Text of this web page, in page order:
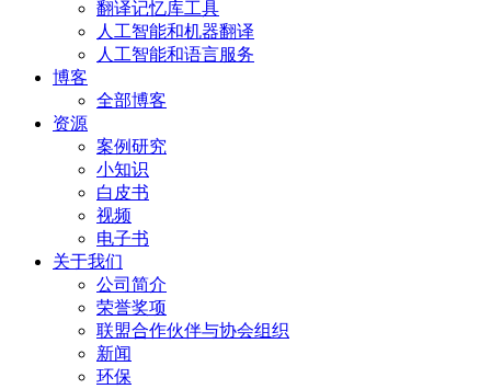
翻译记忆库工具
人工智能和机器翻译
人工智能和语言服务
博客
全部博客
资源
案例研究
小知识
白皮书
视频
电子书
关于我们
公司简介
荣誉奖项
联盟合作伙伴与协会组织
新闻
环保